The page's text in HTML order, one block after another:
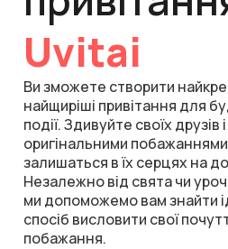
Uvitai
Ви зможете створити
найщиріші привітання для
події. Здивуйте своїх друзів
оригінальними
залишаться в їх серцях на
Незалежно від свята чи
ми допоможемо вам знайти
спосіб висловити свої
побажання.